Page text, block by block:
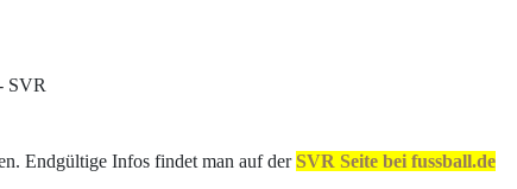
SVR
Endgültige Infos findet man auf der SVR Seite bei fussball.de